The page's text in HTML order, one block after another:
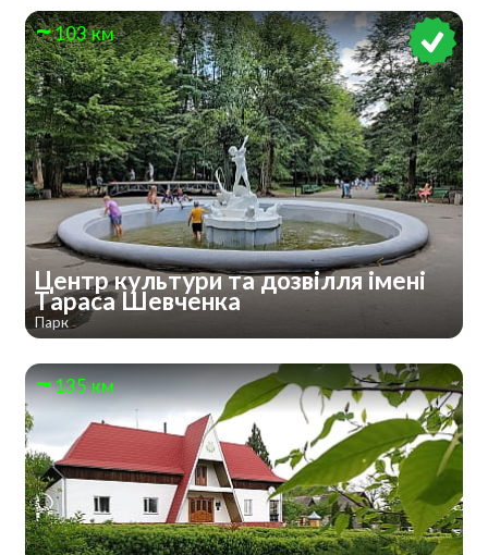
103 км
Центр культури та дозвілля імені
Тараса Шевченка
Парк
135 км